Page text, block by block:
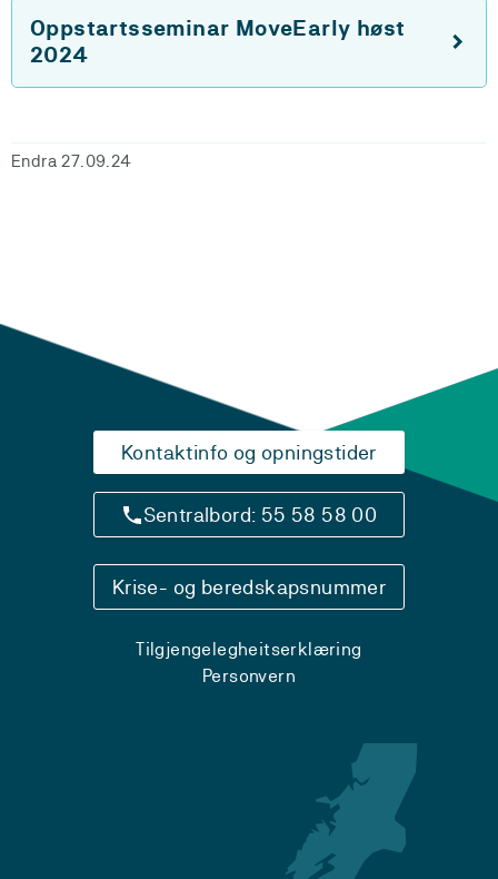
Oppstartsseminar MoveEarly høst
2024
Endra 27.09.24
Kontaktinfo og opningstider
Sentralbord: 55 58 58 00
Krise- og beredskapsnummer
Tilgjengelegheitserklæring
Personvern